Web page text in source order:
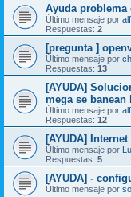
Ayuda problema
Último mensaje por
Respuestas: 2
[pregunta ]
Último mensaje por
Respuestas: 13
[AYUDA]
mega se banean
Último mensaje por
Respuestas: 12
[AYUDA]
Último mensaje por
Respuestas: 5
[AYUDA] -
Último mensaje por